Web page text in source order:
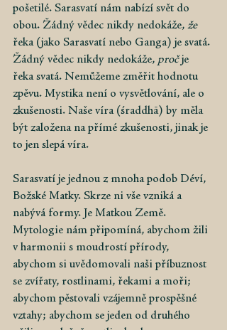
pošetilé. Sarasvatí nám nabízí svět do
obou. Žádný vědec nikdy nedokáže, že
řeka (jako Sarasvatí nebo Ganga) je svatá.
Žádný vědec nikdy nedokáže, proč je
řeka svatá. Nemůžeme změřit hodnotu
zpěvu. Mystika není o vysvětlování, ale o
zkušenosti. Naše víra (śraddhā) by měla
být založena na přímé zkušenosti, jinak je
to jen slepá víra.
Sarasvatí je jednou z mnoha podob Déví,
Božské Matky. Skrze ni vše vzniká a
nabývá formy. Je Matkou Země.
Mytologie nám připomíná, abychom žili
v harmonii s moudrostí přírody,
abychom si uvědomovali naši příbuznost
se zvířaty, rostlinami, řekami a moři;
abychom pěstovali vzájemně prospěšné
vztahy; abychom se jeden od druhého